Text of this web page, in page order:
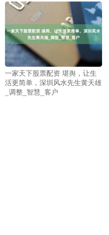
一家天下股票配资 堪舆，让生
活更简单，深圳风水先生黄天雄
_调整_智慧_客户